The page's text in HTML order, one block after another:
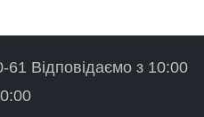
61 Відповідаємо з 10:00